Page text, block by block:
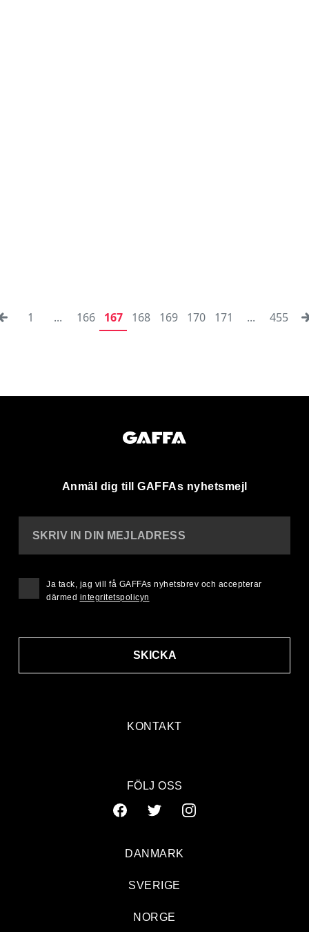
1 ... 166 167 168 169 170 171 ... 455
Anmäl dig till GAFFAs nyhetsmejl
KONTAKT
SKRIV IN DIN MEJLADRESS
SKICKA
Ja tack, jag vill få GAFFAs nyhetsbrev och accepterar
därmed integritetspolicyn
FÖLJ OSS
DANMARK
SVERIGE
NORGE